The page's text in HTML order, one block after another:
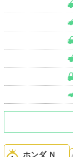
ホンダ Ｎ